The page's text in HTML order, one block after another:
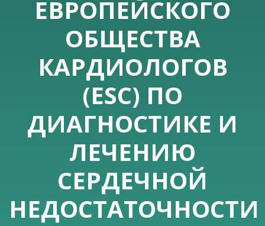
ЕВРОПЕЙСКОГО
ОБЩЕСТВА
КАРДИОЛОГОВ
(ESC) ПО
ДИАГНОСТИКЕ И
ЛЕЧЕНИЮ
СЕРДЕЧНОЙ
НЕДОСТАТОЧНОСТИ